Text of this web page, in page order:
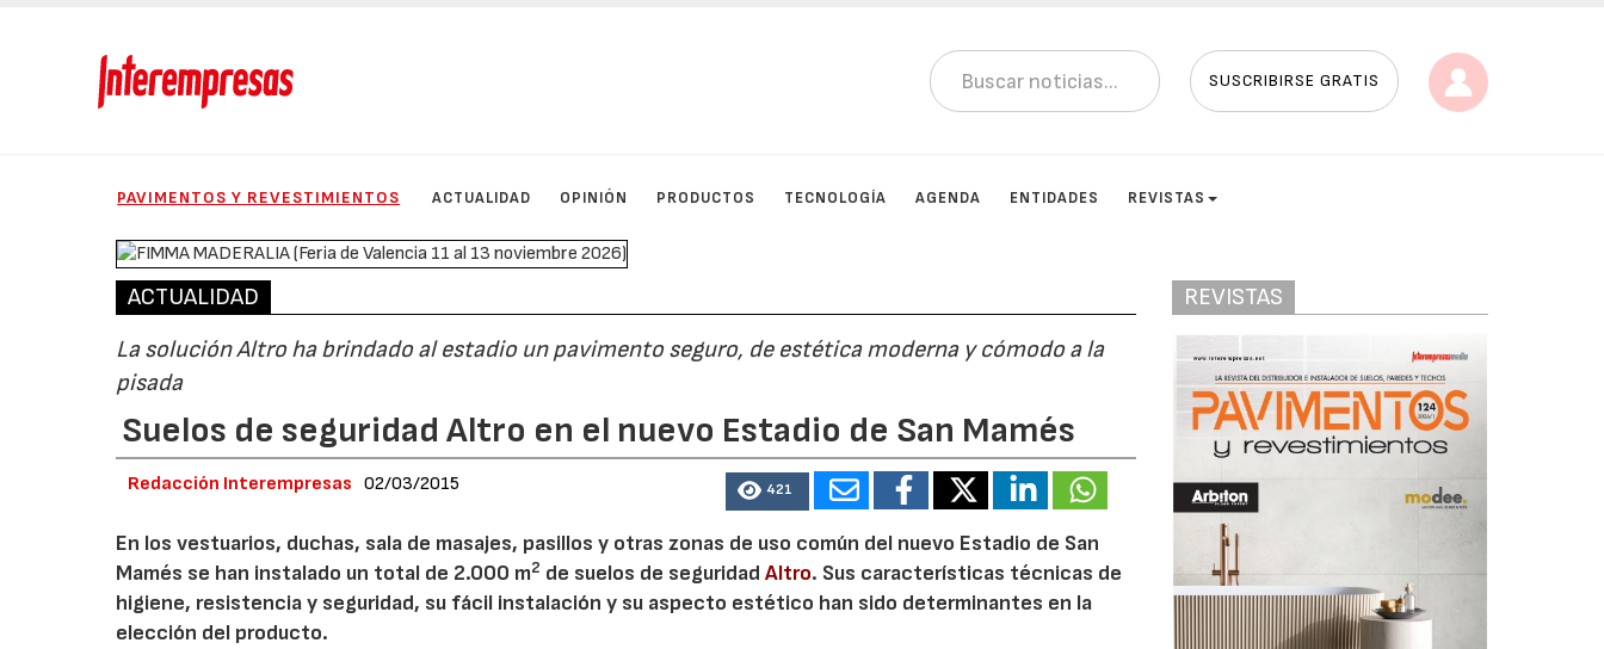
SUSCRIBIRSE GRATIS
PAVIMENTOS Y REVESTIMIENTOS ACTUALIDAD OPINIÓN PRODUCTOS TECNOLOGÍA AGENDA ENTIDADES REVISTAS
ACTUALIDAD
La solución Altro ha brindado al estadio un pavimento seguro, de estética moderna y cómodo a la
pisada
Suelos de seguridad Altro en el nuevo Estadio de San Mamés
Redacción Interempresas 02/03/2015 421
En los vestuarios, duchas, sala de masajes, pasillos y otras zonas de uso común del nuevo Estadio de San
Mamés se han instalado un total de 2.000 m2 de suelos de seguridadAltro. Sus características técnicas de
higiene, resistencia y seguridad, su fácil instalación y su aspecto estético han sido determinantes en la
elección del producto.
REVISTAS